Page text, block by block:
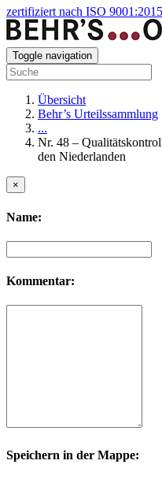
zertifiziert nach ISO
Toggle navigation
Übersicht
Behr’s Urteilssammlung
...
Nr. 48 –
den Niederlanden
×
Name:
Kommentar:
Speichern in der Mappe: